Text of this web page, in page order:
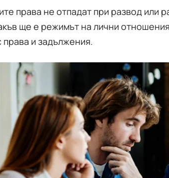
права не отпадат при развод или
ще е режимът на лични
права и задължения.